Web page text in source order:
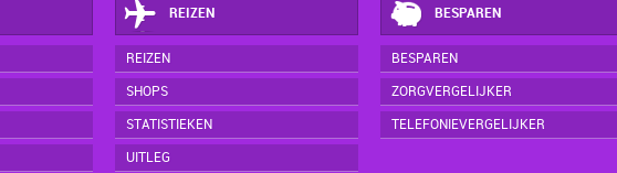
REIZEN
REIZEN
SHOPS
STATISTIEKEN
UITLEG
BESPAREN
BESPAREN
ZORGVERGELIJKER
TELEFONIEVERGELIJKER